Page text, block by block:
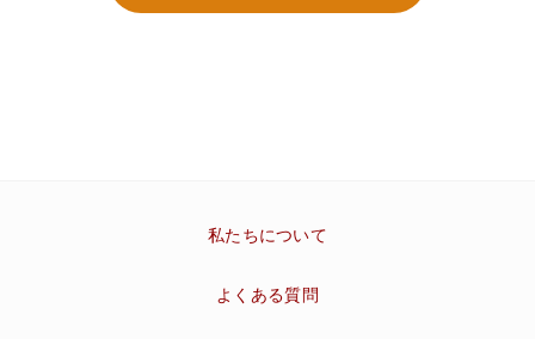
私たちについて
よくある質問